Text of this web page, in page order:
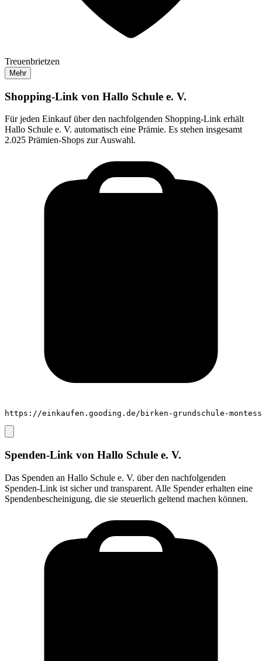
Treuenbrietzen
Mehr
Shopping-Link von Hallo Schule e. V.
Für jeden Einkauf über den nachfolgenden Shopping-Link erhält
Hallo Schule e. V. automatisch eine Prämie. Es stehen insgesamt
2.025 Prämien-Shops zur Auswahl.
https://einkaufen.gooding.de/birken-grundschule-
Spenden-Link von Hallo Schule e. V.
Das Spenden an Hallo Schule e. V. über den nachfolgenden
Spenden-Link ist sicher und transparent. Alle Spender erhalten eine
Spendenbescheinigung, die sie steuerlich geltend machen können.